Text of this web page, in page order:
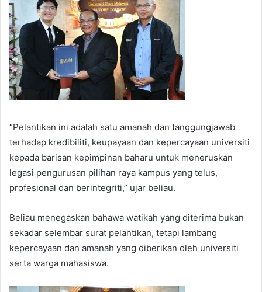
“Pelantikan ini adalah satu amanah dan tanggungjawab
terhadap kredibiliti, keupayaan dan kepercayaan universiti
kepada barisan kepimpinan baharu untuk meneruskan
legasi pengurusan pilihan raya kampus yang telus,
profesional dan berintegriti,” ujar beliau.
Beliau menegaskan bahawa watikah yang diterima bukan
sekadar selembar surat pelantikan, tetapi lambang
kepercayaan dan amanah yang diberikan oleh universiti
serta warga mahasiswa.